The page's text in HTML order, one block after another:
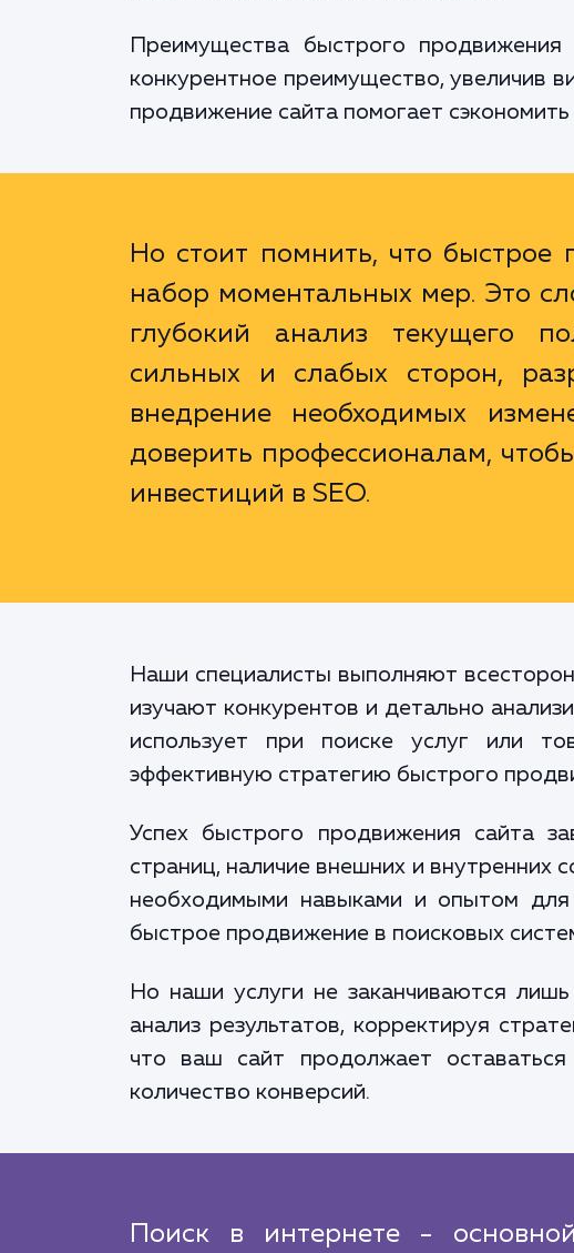
Преимущества быстрого
конкурентное преимущество, увеличив
продвижение сайта помогает
Но стоит помнить, что
набор моментальных мер. Это
глубокий анализ текущего
сильных и слабых сторон,
внедрение необходимых
доверить профессионалам,
инвестиций в SEO.
Наши специалисты выполняют
изучают конкурентов и детально
использует при поиске услуг или
эффективную стратегию быстрого
Успех быстрого продвижения сайта
страниц, наличие внешних и внутренних
необходимыми навыками и опытом
быстрое продвижение в поисковых
Но наши услуги не заканчиваются
анализ результатов, корректируя
что ваш сайт продолжает
количество конверсий.
Поиск в интернете -